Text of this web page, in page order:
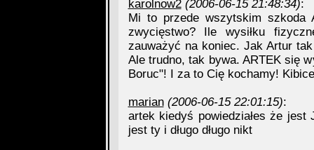
karolnow2 (2006-06-15 21:48:34):
Mi to przede wszytskim szkoda
zwycięstwo? Ile wysiłku
zauważyć na koniec. Jak Artur
Ale trudno, tak bywa. ARTEK się
Boruc"! I za to Cię kochamy!
marian (2006-06-15 22:01:15):
artek kiedyś powiedziałes że jest
jest ty i długo długo nikt